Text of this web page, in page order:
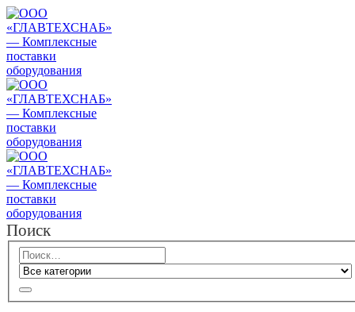
Поиск